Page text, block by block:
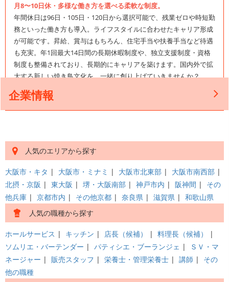
月8〜10日休・多様な働き方を選べる柔軟な制度。
年間休日は96日・105日・120日から選択可能で、残業ゼロや時短勤
務といった働き方も導入。ライフスタイルに合わせたキャリア形成
が可能です。昇給、賞与はもちろん、住宅手当や扶養手当など待遇
も充実。年1回最大14日間の長期休暇制度や、独立支援制度・資格
制度も整備されており、長期的にキャリアを築けます。国内外で拡
大する新しい焼き鳥文化を、一緒に創り上げていきませんか？
企業情報
人気のエリアから探す
大阪市・キタ | 大阪市・ミナミ | 大阪市北東部 | 大阪市南西部 |
北摂・京阪 | 東大阪 | 堺・大阪南部 | 神戸市内 | 阪神間 | その
他兵庫 | 京都市内 | その他京都 | 奈良県 | 滋賀県 | 和歌山県
人気の職種から探す
ホールサービス | キッチン | 店長（候補） | 料理長（候補）
|
ソムリエ・バーテンダー | パティシエ・ブーランジェ |
ＳＶ・マ
ネージャー | 販売スタッフ | 栄養士・管理栄養士 | 講師 | その
他の職種